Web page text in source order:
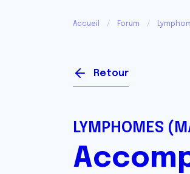
Accueil Forum
Retour
LYMPHOMES